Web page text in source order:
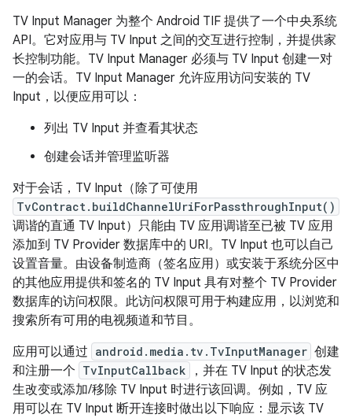
TV Input Manager 为整个 Android TIF 提供了一个中央系统
API。它对应用与 TV Input 之间的交互进行控制，并提供家
长控制功能。TV Input Manager 必须与 TV Input 创建一对
一的会话。TV Input Manager 允许应用访问安装的 TV
Input，以便应用可以：
列出 TV Input 并查看其状态
创建会话并管理监听器
对于会话，TV Input（除了可使用
TvContract.buildChannelUriForPassthroughInput()
调谐的直通 TV Input）只能由 TV 应用调谐至已被 TV 应用
添加到 TV Provider 数据库中的 URI。TV Input 也可以自己
设置音量。由设备制造商（签名应用）或安装于系统分区中
的其他应用提供和签名的 TV Input 具有对整个 TV Provider
数据库的访问权限。此访问权限可用于构建应用，以浏览和
搜索所有可用的电视频道和节目。
应用可以通过 android.media.tv.TvInputManager 创建
和注册一个 TvInputCallback
，并在 TV Input 的状态发
生改变或添加/移除 TV Input 时进行该回调。例如，TV 应
用可以在 TV Input 断开连接时做出以下响应：显示该 TV